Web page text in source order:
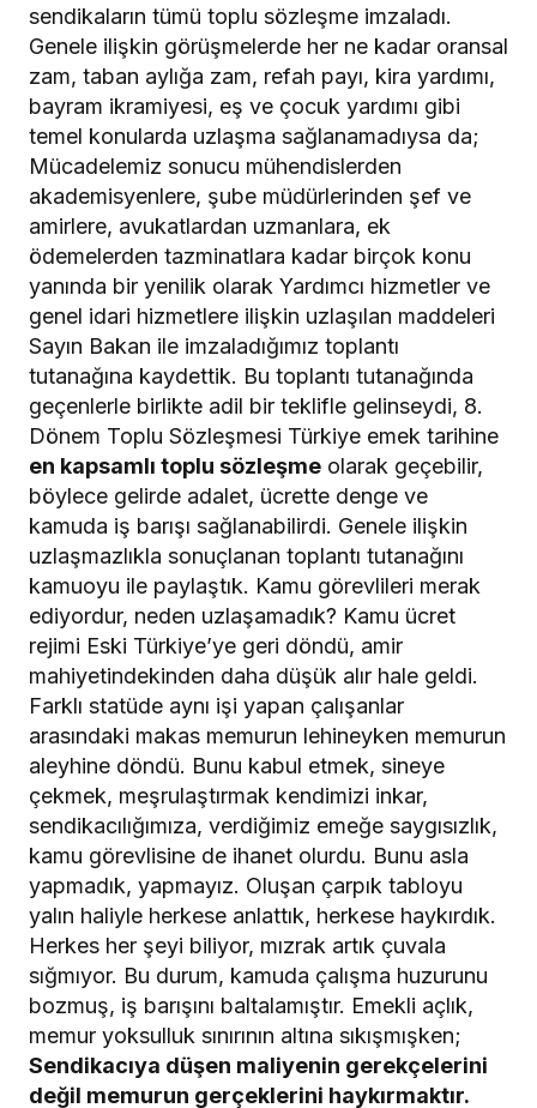
sendikaların tümü toplu sözleşme imzaladı.
Genele ilişkin görüşmelerde her ne kadar oransal
zam, taban aylığa zam, refah payı, kira yardımı,
bayram ikramiyesi, eş ve çocuk yardımı gibi
temel konularda uzlaşma sağlanamadıysa da;
Mücadelemiz sonucu mühendislerden
akademisyenlere, şube müdürlerinden şef ve
amirlere, avukatlardan uzmanlara, ek
ödemelerden tazminatlara kadar birçok konu
yanında bir yenilik olarak Yardımcı hizmetler ve
genel idari hizmetlere ilişkin uzlaşılan maddeleri
Sayın Bakan ile imzaladığımız toplantı
tutanağına kaydettik. Bu toplantı tutanağında
geçenlerle birlikte adil bir teklifle gelinseydi, 8.
Dönem Toplu Sözleşmesi Türkiye emek tarihine
en kapsamlı toplu sözleşme olarak geçebilir,
böylece gelirde adalet, ücrette denge ve
kamuda iş barışı sağlanabilirdi. Genele ilişkin
uzlaşmazlıkla sonuçlanan toplantı tutanağını
kamuoyu ile paylaştık. Kamu görevlileri merak
ediyordur, neden uzlaşamadık? Kamu ücret
rejimi Eski Türkiye’ye geri döndü, amir
mahiyetindekinden daha düşük alır hale geldi.
Farklı statüde aynı işi yapan çalışanlar
arasındaki makas memurun lehineyken memurun
aleyhine döndü. Bunu kabul etmek, sineye
çekmek, meşrulaştırmak kendimizi inkar,
sendikacılığımıza, verdiğimiz emeğe saygısızlık,
kamu görevlisine de ihanet olurdu. Bunu asla
yapmadık, yapmayız. Oluşan çarpık tabloyu
yalın haliyle herkese anlattık, herkese haykırdık.
Herkes her şeyi biliyor, mızrak artık çuvala
sığmıyor. Bu durum, kamuda çalışma huzurunu
bozmuş, iş barışını baltalamıştır. Emekli açlık,
memur yoksulluk sınırının altına sıkışmışken;
Sendikacıya düşen maliyenin gerekçelerini
değil memurun gerçeklerini haykırmaktır.